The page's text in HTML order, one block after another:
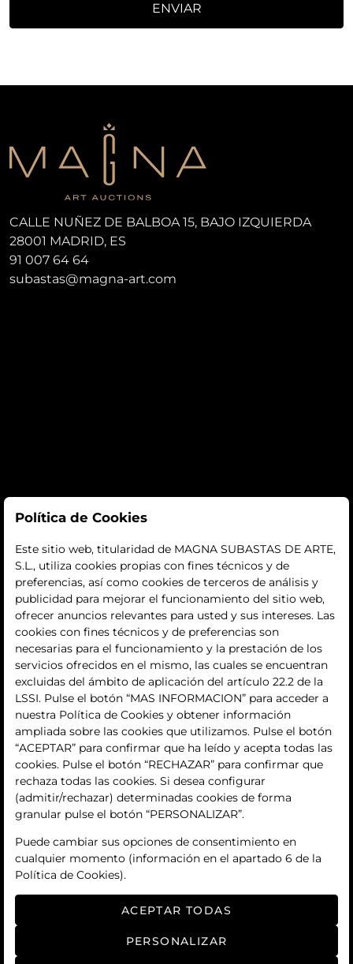
ENVIAR
CALLE NUÑEZ DE BALBOA 15, BAJO IZQUIERDA
28001 MADRID, ES
91 007 64 64
subastas@magna-art.com
Subastas
subastas
histórico
La empresa
quiénes somos
contacto
Términos y condiciones
condiciones generales de contratación
política de privacidad
aviso legal
política de cookies
ajuste de cookies
Política de Cookies
Este sitio web, titularidad de MAGNA SUBASTAS DE ARTE,
S.L., utiliza cookies propias con fines técnicos y de
preferencias, así como cookies de terceros de análisis y
publicidad para mejorar el funcionamiento del sitio web,
ofrecer anuncios relevantes para usted y sus intereses. Las
cookies con fines técnicos y de preferencias son
necesarias para el funcionamiento y la prestación de los
servicios ofrecidos en el mismo, las cuales se encuentran
excluidas del ámbito de aplicación del artículo 22.2 de la
LSSI. Pulse el botón “MAS INFORMACION” para acceder a
nuestra Política de Cookies y obtener información
ampliada sobre las cookies que utilizamos. Pulse el botón
“ACEPTAR” para confirmar que ha leído y acepta todas las
cookies. Pulse el botón “RECHAZAR” para confirmar que
rechaza todas las cookies. Si desea configurar
(admitir/rechazar) determinadas cookies de forma
granular pulse el botón “PERSONALIZAR”.
Puede cambiar sus opciones de consentimiento en
cualquier momento (información en el apartado 6 de la
Política de Cookies).
ACEPTAR TODAS
PERSONALIZAR